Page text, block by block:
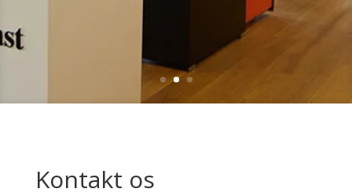
LÆS MERE
Kontakt os